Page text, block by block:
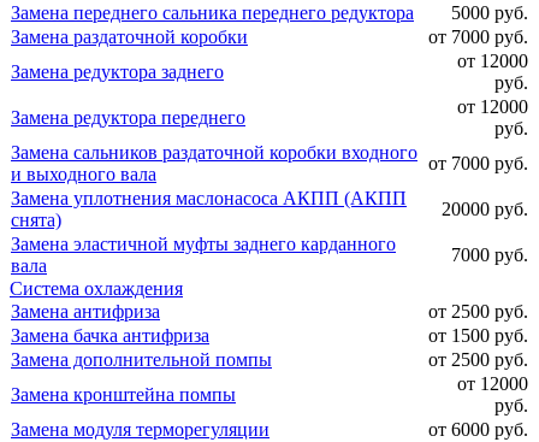
Замена переднего сальника переднего редуктора
5000 руб.
Замена раздаточной коробки
от 7000 руб.
Замена редуктора заднего
от 12000
руб.
Замена редуктора переднего
от 12000
руб.
Замена сальников раздаточной коробки входного
и выходного вала
от 7000 руб.
Замена уплотнения маслонасоса АКПП (АКПП
снята)
20000 руб.
Замена эластичной муфты заднего карданного
вала
7000 руб.
Система охлаждения
Замена антифриза
от 2500 руб.
Замена бачка антифриза
от 1500 руб.
Замена дополнительной помпы
от 2500 руб.
Замена кронштейна помпы
от 12000
руб.
Замена модуля терморегуляции
от 6000 руб.